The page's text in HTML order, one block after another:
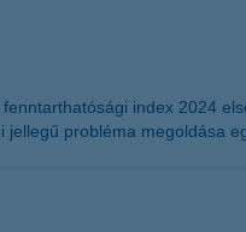
index 2024
probléma megoldása